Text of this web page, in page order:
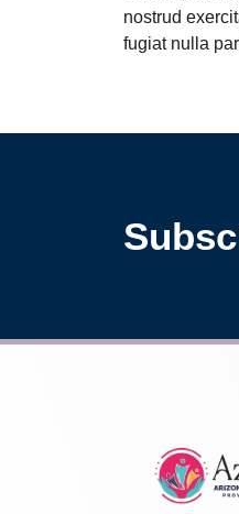
nostrud
fugiat nulla